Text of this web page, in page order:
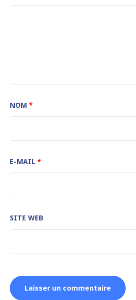
NOM *
E-MAIL *
SITE WEB